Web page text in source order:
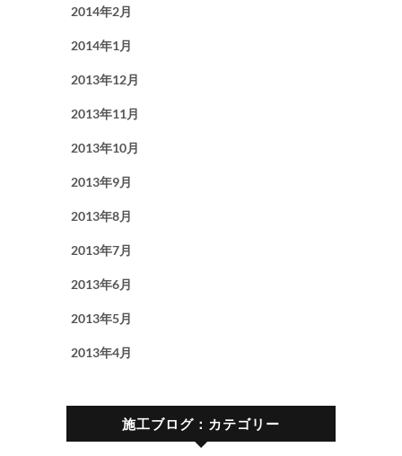
2014年2月
2014年1月
2013年12月
2013年11月
2013年10月
2013年9月
2013年8月
2013年7月
2013年6月
2013年5月
2013年4月
施工ブログ：カテゴリー